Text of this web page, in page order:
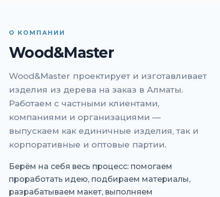
О КОМПАНИИ
Wood&Master
Wood&Master проектирует и изготавливает
изделия из дерева на заказ в Алматы.
Работаем с частными клиентами,
компаниями и организациями —
выпускаем как единичные изделия, так и
корпоративные и оптовые партии.
Берём на себя весь процесс: помогаем
проработать идею, подбираем материалы,
разрабатываем макет, выполняем